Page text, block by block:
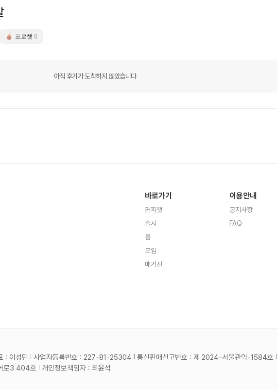
프로챗 0
아직 후기가 도착하지 않았습니다
바로가기
커피챗
출시
홈
모임
매거진
이용안내
공지사항
FAQ
: 이성민 사업자등록번호 : 227-81-25304
통신판매신고번호 : 제 2024-서울관악-1584호
로3 404호
개인정보책임자 : 최윤석